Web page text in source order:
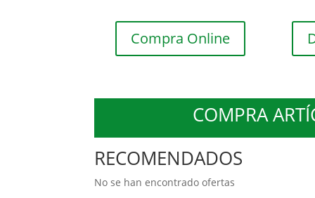
Compra Online
COMPRA
RECOMENDADOS
No se han encontrado ofertas